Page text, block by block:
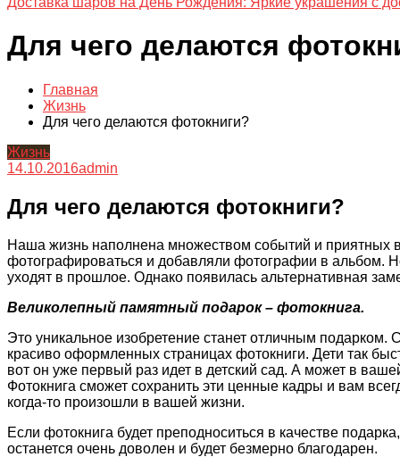
Для чего делаются
Главная
Жизнь
Для чего делаются фотокниги?
Жизнь
14.10.2016admin
Для чего делаются фотокниги?
Наша жизнь наполнена множеством событий и
фотографироваться и добавляли фотографии в альбом.
уходят в прошлое. Однако появилась альтернативная
Великолепный памятный подарок – фотокнига.
Это уникальное изобретение станет отличным
красиво оформленных страницах фотокниги. Дети так
вот он уже первый раз идет в детский сад. А может в
Фотокнига сможет сохранить эти ценные кадры и вам
когда-то произошли в вашей жизни.
Если фотокнига будет преподноситься в качестве
останется очень доволен и будет безмерно благодарен.